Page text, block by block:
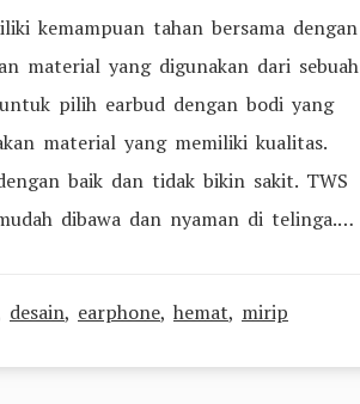
kemampuan tahan bersama dengan
material yang digunakan dari sebuah
pilih earbud dengan bodi yang
material yang memiliki kualitas.
baik dan tidak bikin sakit. TWS
dibawa dan nyaman di telinga.…
desain, earphone, hemat, mirip